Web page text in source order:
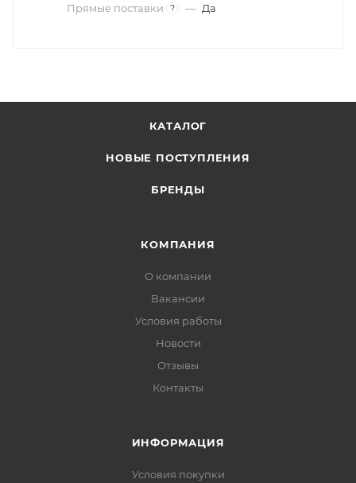
Прямые поставки
? — Да
КАТАЛОГ
НОВЫЕ ПОСТУПЛЕНИЯ
БРЕНДЫ
КОМПАНИЯ
О компании
Вакансии
Условия работы
Новости
Отзывы
Контакты
ИНФОРМАЦИЯ
Условия покупки